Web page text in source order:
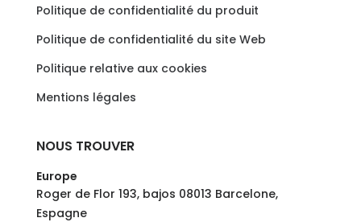
Politique de confidentialité du produit
Politique de confidentialité du site Web
Politique relative aux cookies
Mentions légales
NOUS TROUVER
Europe
Roger de Flor 193, bajos 08013 Barcelone,
Espagne